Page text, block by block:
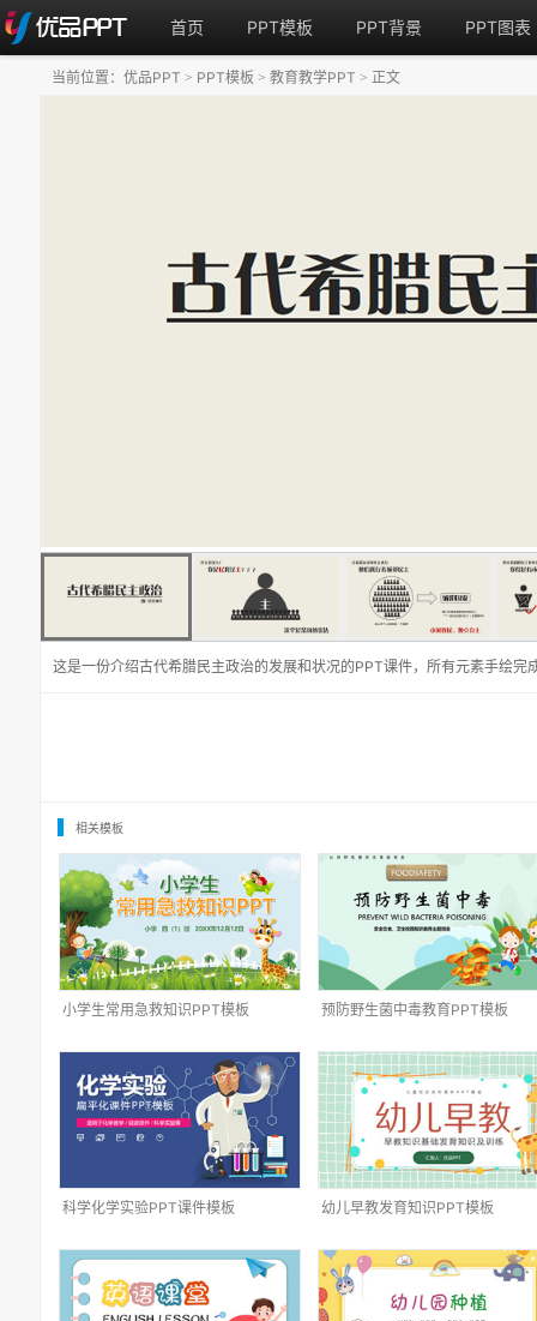
首页 PPT模板 PPT背景 PPT图表
这是一份介绍古代希腊民主政治的发展和状况的PPT课件，所有元素手绘完
当前位置： 优品PPT > PPT模板 > 教育教学PPT > 正文
相关模板
小学生常用急救知识PPT模板 预防野生菌中毒教育PPT模板
科学化学实验PPT课件模板 幼儿早教发育知识PPT模板